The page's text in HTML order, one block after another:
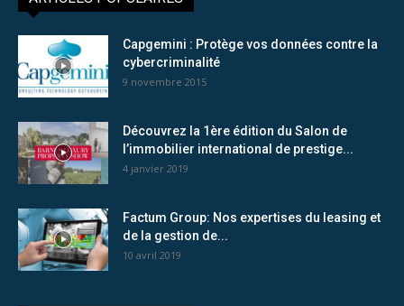
Capgemini : Protège vos données contre la
cybercriminalité
9 novembre 2015
Découvrez la 1ère édition du Salon de
l’immobilier international de prestige...
4 janvier 2019
Factum Group: Nos expertises du leasing et
de la gestion de...
10 avril 2019